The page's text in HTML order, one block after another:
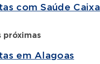
com Saúde Caixa
próximas
em Alagoas